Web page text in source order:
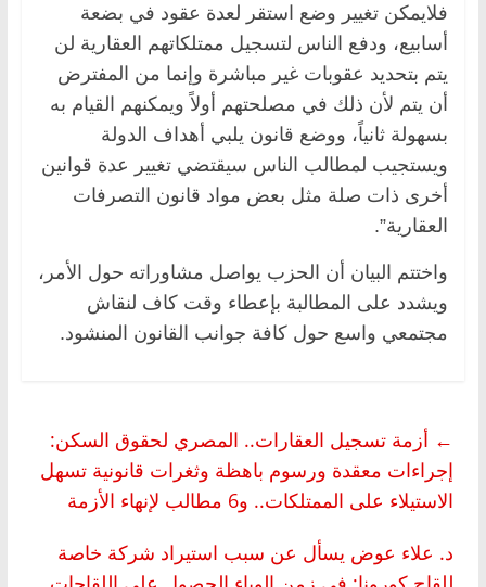
فلايمكن تغيير وضع استقر لعدة عقود في بضعة
أسابيع، ودفع الناس لتسجيل ممتلكاتهم العقارية لن
يتم بتحديد عقوبات غير مباشرة وإنما من المفترض
أن يتم لأن ذلك في مصلحتهم أولاً ويمكنهم القيام به
بسهولة ثانياً، ووضع قانون يلبي أهداف الدولة
ويستجيب لمطالب الناس سيقتضي تغيير عدة قوانين
أخرى ذات صلة مثل بعض مواد قانون التصرفات
العقارية”.
واختتم البيان أن الحزب يواصل مشاوراته حول الأمر،
ويشدد على المطالبة بإعطاء وقت كاف لنقاش
مجتمعي واسع حول كافة جوانب القانون المنشود.
← أزمة تسجيل العقارات.. المصري لحقوق السكن:
إجراءات معقدة ورسوم باهظة وثغرات قانونية تسهل
الاستيلاء على الممتلكات.. و6 مطالب لإنهاء الأزمة
د. علاء عوض يسأل عن سبب استيراد شركة خاصة